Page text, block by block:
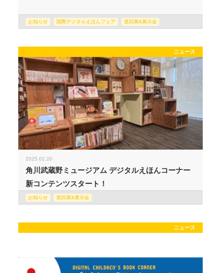
お知らせ 国際デジタルえほんフェア 巡回展&展示会
ニュース
2025.02.20
角川武蔵野ミュージアム デジタルえほんコーナー
新コンテンツスタート！
お知らせ 巡回展&展示会
ニュース